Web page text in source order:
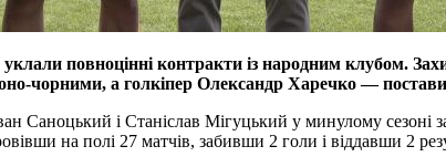
повноцінні контракти із народним клубом.
чорними, а голкіпер Олександр Харечко —
Саноцький і Станіслав Мігуцький у минулому
на полі 27 матчів, забивши 2 голи і віддавши 2